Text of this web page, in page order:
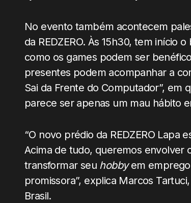
No evento também acontecem
da REDZERO. Às 15h30, tem início
como os games podem ser
presentes podem acompanhar a
Sai da Frente do Computador”,
parece ser apenas um mau hábito
“O novo prédio da REDZERO Lapa
Acima de tudo, queremos envolver
transformar seu hobbyem emprego
promissora”, explica Marcos
Brasil.